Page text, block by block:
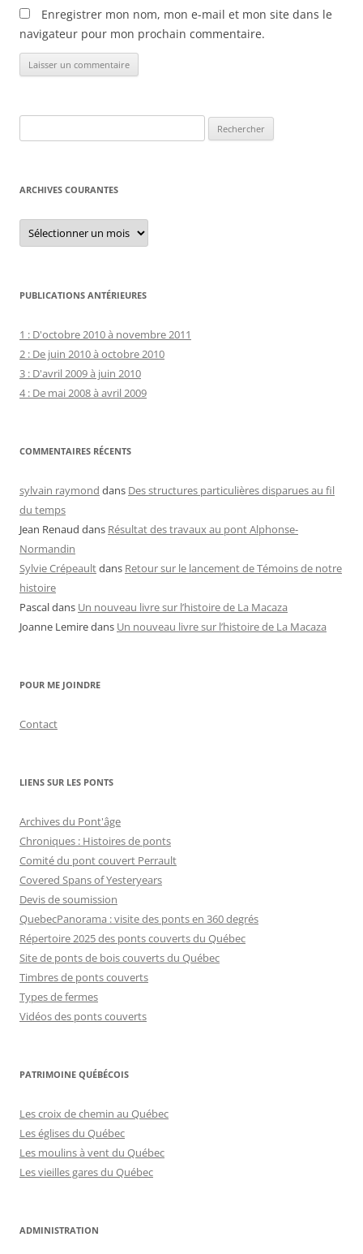
Enregistrer mon nom, mon e-mail et mon site dans le
navigateur pour mon prochain commentaire.
ARCHIVES COURANTES
Archives
courantes
PUBLICATIONS ANTÉRIEURES
1 : D'octobre 2010 à novembre 2011
2 : De juin 2010 à octobre 2010
3 : D'avril 2009 à juin 2010
4 : De mai 2008 à avril 2009
COMMENTAIRES RÉCENTS
sylvain raymond dans Des structures particulières disparues au fil
du temps
Jean Renaud dans Résultat des travaux au pont Alphonse-
Normandin
Sylvie Crépeaultdans Retour sur le lancement de Témoins de notre
histoire
Pascaldans Un nouveau livre sur l’histoire de La Macaza
Joanne Lemiredans Un nouveau livre sur l’histoire de La Macaza
POUR ME JOINDRE
Contact
LIENS SUR LES PONTS
Archives du Pont'âge
Chroniques : Histoires de ponts
Comité du pont couvert Perrault
Covered Spans of Yesteryears
Devis de soumission
QuebecPanorama : visite des ponts en 360 degrés
Répertoire 2025 des ponts couverts du Québec
Site de ponts de bois couverts du Québec
Timbres de ponts couverts
Types de fermes
Vidéos des ponts couverts
PATRIMOINE QUÉBÉCOIS
Les croix de chemin au Québec
Les églises du Québec
Les moulins à vent du Québec
Les vieilles gares du Québec
ADMINISTRATION